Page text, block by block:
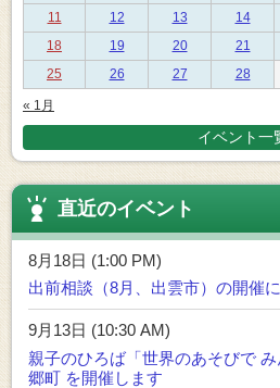
11
12 13 14
18
19 20 21
25
26 27 28
« 1月
イベント一
直近のイベント
8月18日 (1:00 PM)
出前相談（8月、出雲市）の開催
9月13日 (10:30 AM)
親子のひろば「世界のあそびで
郷町 を開催します